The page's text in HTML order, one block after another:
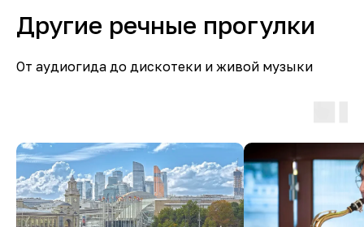
Другие речные прогулки
От аудиогида до дискотеки и живой музыки